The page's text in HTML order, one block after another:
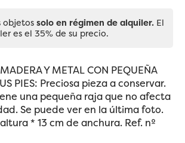
objetossolo en régimen de alquiler. El
es el 35% de su precio.
Y METAL CON PEQUEÑA
PIES: Preciosa pieza a conservar.
una pequeña raja que no afecta
Se puede ver en la última foto.
* 13 cm de anchura. Ref. nº